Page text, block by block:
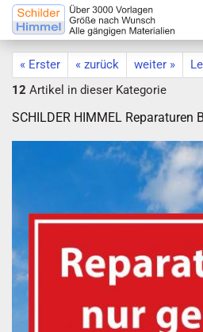
« Erster « zurück weiter »
12 Artikel in dieser Kategorie
SCHILDER HIMMEL Reparaturen